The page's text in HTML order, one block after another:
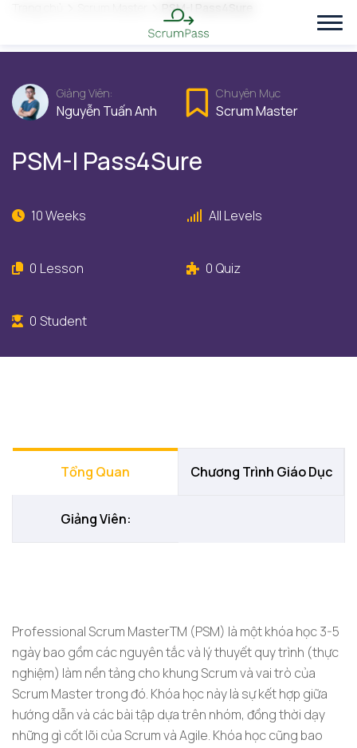
PSM-I Pass4Sure
Giảng Viên:
Nguyễn Tuấn Anh
Chuyên Mục
Scrum Master
PSM-I Pass4Sure
10 Weeks All Levels
0 Lesson 0 Quiz
0 Student
Tổng Quan Chương Trình Giáo Dục
Giảng Viên:
Professional Scrum MasterTM (PSM) là một khóa học 3-5
ngày bao gồm các nguyên tắc và lý thuyết quy trình (thực
nghiệm) làm nền tảng cho khung Scrum và vai trò của
Scrum Master trong đó. Khóa học này là sự kết hợp giữa
hướng dẫn và các bài tập dựa trên nhóm, đồng thời dạy
những gì cốt lõi của Scrum và Agile. Khóa học cũng bao